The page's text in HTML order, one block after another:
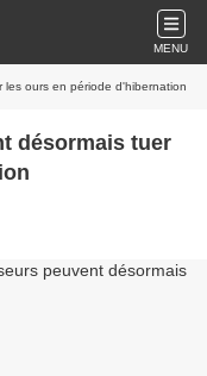
MENU
les ours en période d'hibernation
désormais tuer